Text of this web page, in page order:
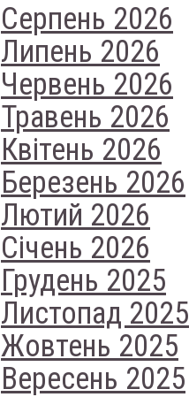
Серпень 2026
Липень 2026
Червень 2026
Травень 2026
Квітень 2026
Березень 2026
Лютий 2026
Січень 2026
Грудень 2025
Листопад 2025
Жовтень 2025
Вересень 2025